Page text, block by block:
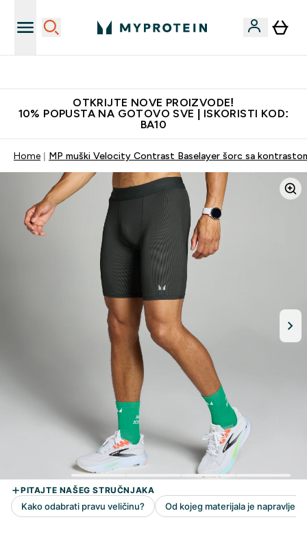
OTKRIJTE NOVE PROIZVODE!
10% POPUSTA NA GOTOVO SVE | ISKORISTI KOD:
BA10
Home MP muški Velocity Contrast Baselayer šorc sa